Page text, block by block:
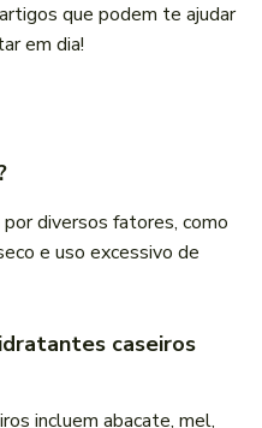
que podem te ajudar
em dia!
diversos fatores, como
e uso excessivo de
caseiros
incluem abacate, mel,